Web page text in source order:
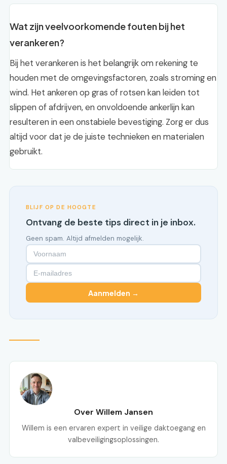
Wat zijn veelvoorkomende fouten bij het
verankeren?
Bij het verankeren is het belangrijk om rekening te
houden met de omgevingsfactoren, zoals stroming en
wind. Het ankeren op gras of rotsen kan leiden tot
slippen of afdrijven, en onvoldoende ankerlijn kan
resulteren in een onstabiele bevestiging. Zorg er dus
altijd voor dat je de juiste technieken en materialen
gebruikt.
BLIJF OP DE HOOGTE
Ontvang de beste tips direct in je inbox.
Geen spam. Altijd afmelden mogelijk.
Aanmelden →
Over Willem Jansen
Willem is een ervaren expert in veilige daktoegang en
valbeveiligingsoplossingen.